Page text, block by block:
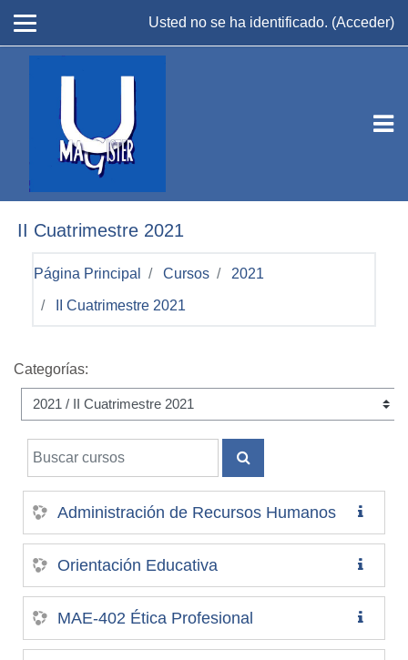
Usted no se ha identificado. (Acceder)
II Cuatrimestre 2021
Página Principal Cursos 2021
II Cuatrimestre 2021
Categorías:
Buscar cursos
BUSCAR CURSOS
Administración de Recursos Humanos
Orientación Educativa
MAE-402 Ética Profesional